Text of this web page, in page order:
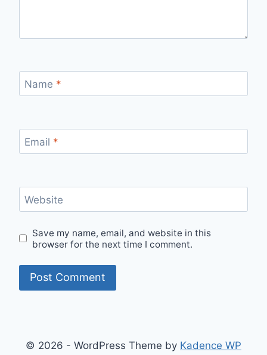
Name *
Email *
Website
Save my name, email, and website in this
browser for the next time I comment.
© 2026 - WordPress Theme by Kadence WP